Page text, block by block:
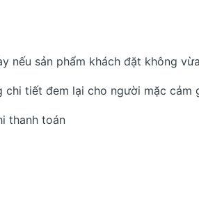
nếu sản phẩm khách đặt không vừa
tiết đem lại cho người mặc cảm
thanh toán